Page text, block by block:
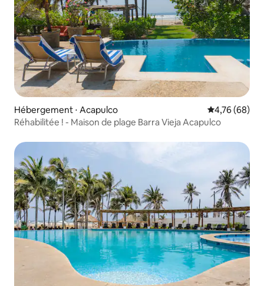
Hébergement ⋅ Acapulco Évaluation
4,76 (68)
Réhabilitée ! - Maison de plage Barra Vieja Acapulco